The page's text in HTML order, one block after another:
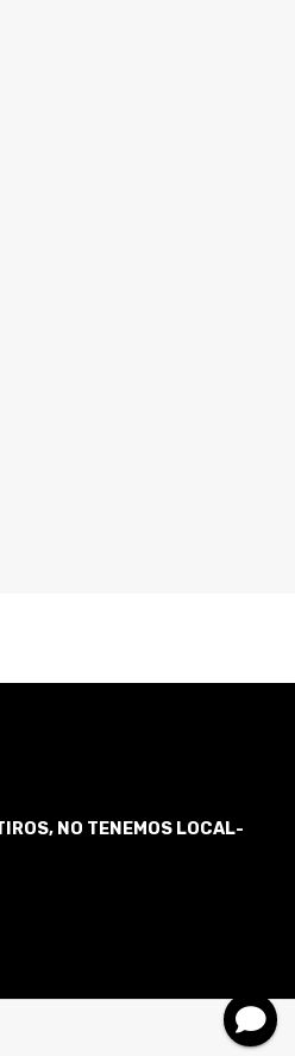
NO TENEMOS LOCAL-